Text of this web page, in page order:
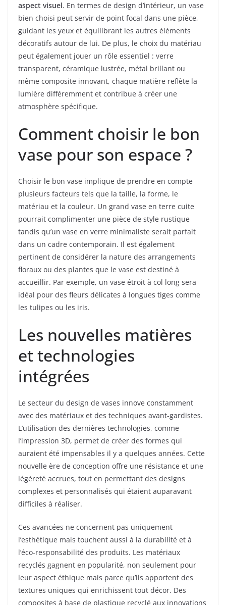
aspect visuel. En termes de design d’intérieur, un vase
bien choisi peut servir de point focal dans une pièce,
guidant les yeux et équilibrant les autres éléments
décoratifs autour de lui. De plus, le choix du matériau
peut également jouer un rôle essentiel : verre
transparent, céramique lustrée, métal brillant ou
même composite innovant, chaque matière reflète la
lumière différemment et contribue à créer une
atmosphère spécifique.
Comment choisir le bon
vase pour son espace ?
Choisir le bon vase implique de prendre en compte
plusieurs facteurs tels que la taille, la forme, le
matériau et la couleur. Un grand vase en terre cuite
pourrait complimenter une pièce de style rustique
tandis qu’un vase en verre minimaliste serait parfait
dans un cadre contemporain. Il est également
pertinent de considérer la nature des arrangements
floraux ou des plantes que le vase est destiné à
accueillir. Par exemple, un vase étroit à col long sera
idéal pour des fleurs délicates à longues tiges comme
les tulipes ou les iris.
Les nouvelles matières
et technologies
intégrées
Le secteur du design de vases innove constamment
avec des matériaux et des techniques avant-gardistes.
L’utilisation des dernières technologies, comme
l’impression 3D, permet de créer des formes qui
auraient été impensables il y a quelques années. Cette
nouvelle ère de conception offre une résistance et une
légèreté accrues, tout en permettant des designs
complexes et personnalisés qui étaient auparavant
difficiles à réaliser.
Ces avancées ne concernent pas uniquement
l’esthétique mais touchent aussi à la durabilité et à
l’éco-responsabilité des produits. Les matériaux
recyclés gagnent en popularité, non seulement pour
leur aspect éthique mais parce qu’ils apportent des
textures uniques qui enrichissent tout décor. Des
composites à base de plastique recyclé aux innovations